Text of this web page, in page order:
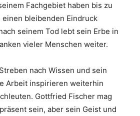
Fachgebiet haben bis zu
bleibenden Eindruck
seinem Tod lebt sein Erbe in
vieler Menschen weiter.
nach Wissen und sein
Arbeit inspirieren weiterhin
Gottfried Fischer mag
sein, aber sein Geist und